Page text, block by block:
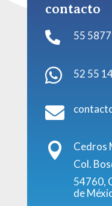
contacto

55
 52 55


Cedros
Col.
54760,
de